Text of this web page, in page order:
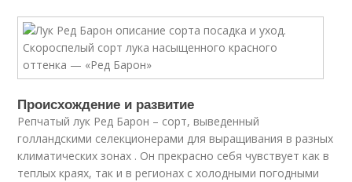
Происхождение и развитие
Репчатый лук Ред Барон – сорт, выведенный
голландскими селекционерами для выращивания в разных
климатических зонах . Он прекрасно себя чувствует как в
теплых краях, так и в регионах с холодными погодными